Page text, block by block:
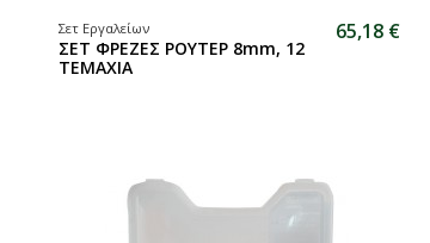
Σετ Εργαλείων
ΣΕΤ ΦΡΕΖΕΣ ΡΟΥΤΕΡ 8mm, 12
ΤΕΜΑΧΙΑ
65,18 €